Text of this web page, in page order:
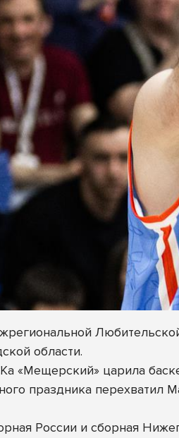
области.
«Мещерский» царила
праздника
России и сборная